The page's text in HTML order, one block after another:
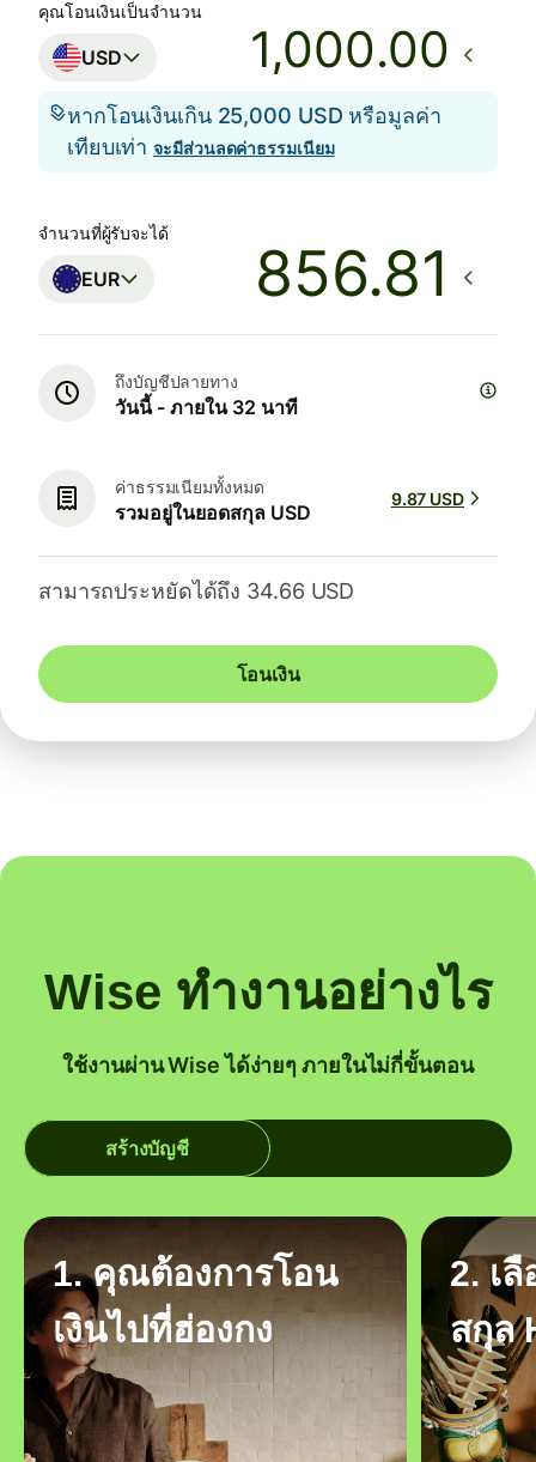
คุณโอนเงินเป็นจำนวน
USD .00
หากโอนเงินเกิน 25,000 USD หรือมูลค่า
เทียบเท่าจะมีส่วนลดค่าธรรมเนียม
จำนวนที่ผู้รับจะได้
EUR
ถึงบัญชีปลายทาง
วันนี้ - ภายใน 32 นาที
ค่าธรรมเนียมทั้งหมด
รวมอยู่ในยอดสกุล USD
9.87 USD
สามารถประหยัดได้ถึง 34.66 USD
โอนเงิน
Wise ทำงานอย่างไร
ใช้งานผ่าน Wise ได้ง่ายๆ ภายในไม่กี่ขั้นตอน
สร้างบัญชี
1. คุณต้องการโอน
เงินไปที่ฮ่องกง
2. เ
สกุล